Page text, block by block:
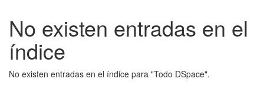
No existen entradas en el
índice
No existen entradas en el índice para "Todo DSpace".